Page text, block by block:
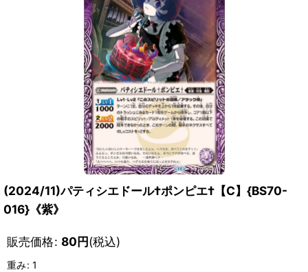
(2024/11)パティシエドール†ポンピエ†【C】{BS70-
016}《紫》
販売価格: 80円(税込)
重み: 1